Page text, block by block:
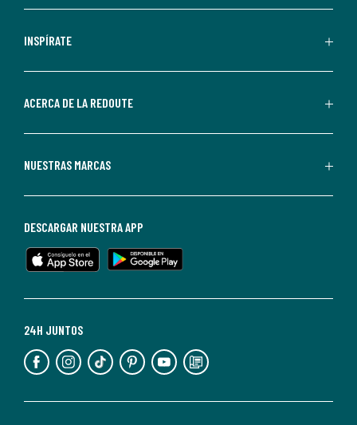
comerciales
personalizadas
parte
Redoute.
de
en
cualquier
Para
información,
puedes
nuestra
INSPÍRATE
ACERCA DE LA REDOUTE
NUESTRAS MARCAS
24H JUNTOS
DESCARGAR NUESTRA APP